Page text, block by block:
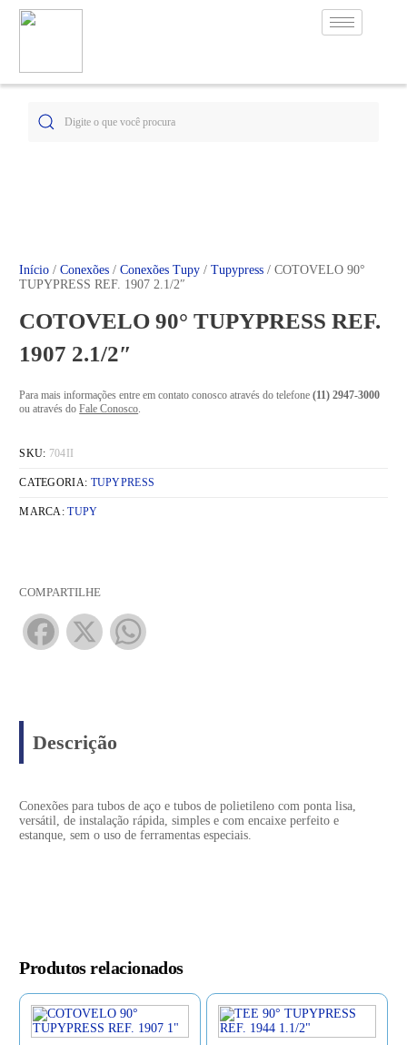
Início /Conexões /Conexões Tupy /Tupypress / COTOVELO 90°
TUPYPRESS REF. 1907 2.1/2″
COTOVELO 90° TUPYPRESS REF.
1907 2.1/2″
Para mais informações entre em contato conosco através do telefone(11) 2947-3000
ou através doFale Conosco.
SKU: 704II
CATEGORIA: TUPYPRESS
MARCA:TUPY
COMPARTILHE
Facebook
X
Descrição
Conexões para tubos de aço e tubos de polietileno com ponta lisa,
versátil, de instalação rápida, simples e com encaixe perfeito e
estanque, sem o uso de ferramentas especiais.
Produtos relacionados